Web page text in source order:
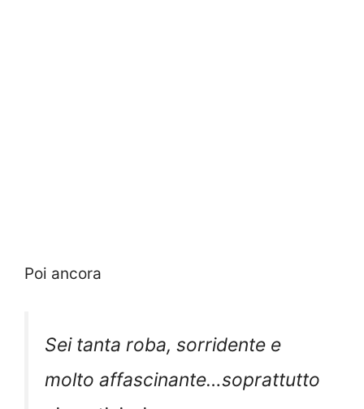
Poi ancora
Sei tanta roba, sorridente e
molto affascinante…soprattutto